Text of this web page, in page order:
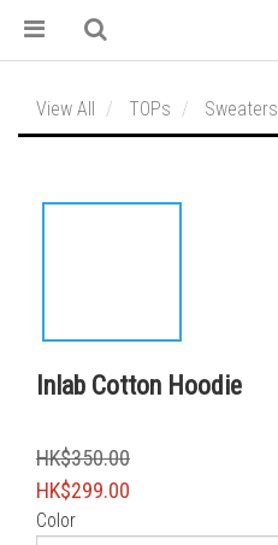
View All TOPs Sweaters
Inlab Cotton Hoodie
HK$350.00
HK$299.00
Color